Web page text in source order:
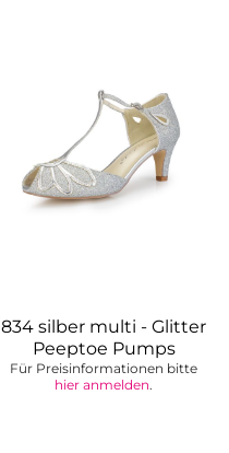
834 silber multi - Glitter
Peeptoe Pumps
Für Preisinformationen bitte
hier anmelden.